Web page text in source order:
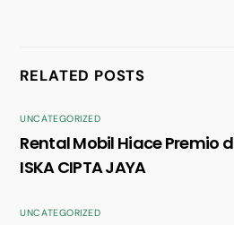
RELATED POSTS
UNCATEGORIZED
Rental Mobil Hiace Premio
ISKA CIPTA JAYA
UNCATEGORIZED